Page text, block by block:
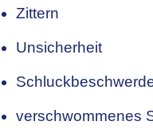
Zittern
Unsicherheit
verschwommenes